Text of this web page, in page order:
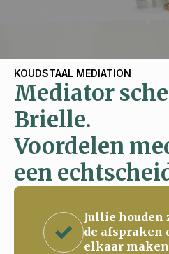
KOUDSTAAL MEDIATION
Mediator
Brielle.
Voordelen
een
Jullie houden
de afspraken
elkaar maken